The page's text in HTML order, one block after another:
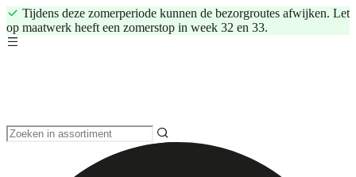
Tijdens deze zomerperiode kunnen de bezorgroutes afwijken. Let
op maatwerk heeft een zomerstop in week 32 en 33.